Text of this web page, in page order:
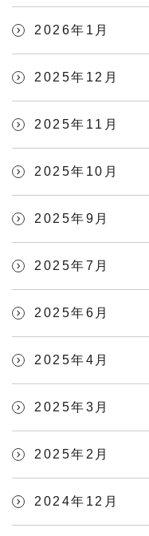
2026年1月
2025年12月
2025年11月
2025年10月
2025年9月
2025年7月
2025年6月
2025年4月
2025年3月
2025年2月
2024年12月